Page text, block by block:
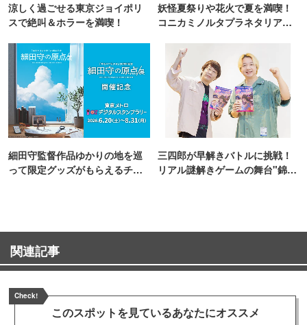
涼しく過ごせる東京ジョイポリ
スで絶叫＆ホラーを満喫！
妖怪夏祭りや花火で夏を満喫！
コニカミノルタプラネタリア
細田守監督作品ゆかりの地を巡
って限定グッズがもらえるチャ
三四郎が早解きバトルに挑戦！
リアル謎解きゲームの舞台"錦糸
関連記事
Check!
このスポットを見ているあなたにオススメ